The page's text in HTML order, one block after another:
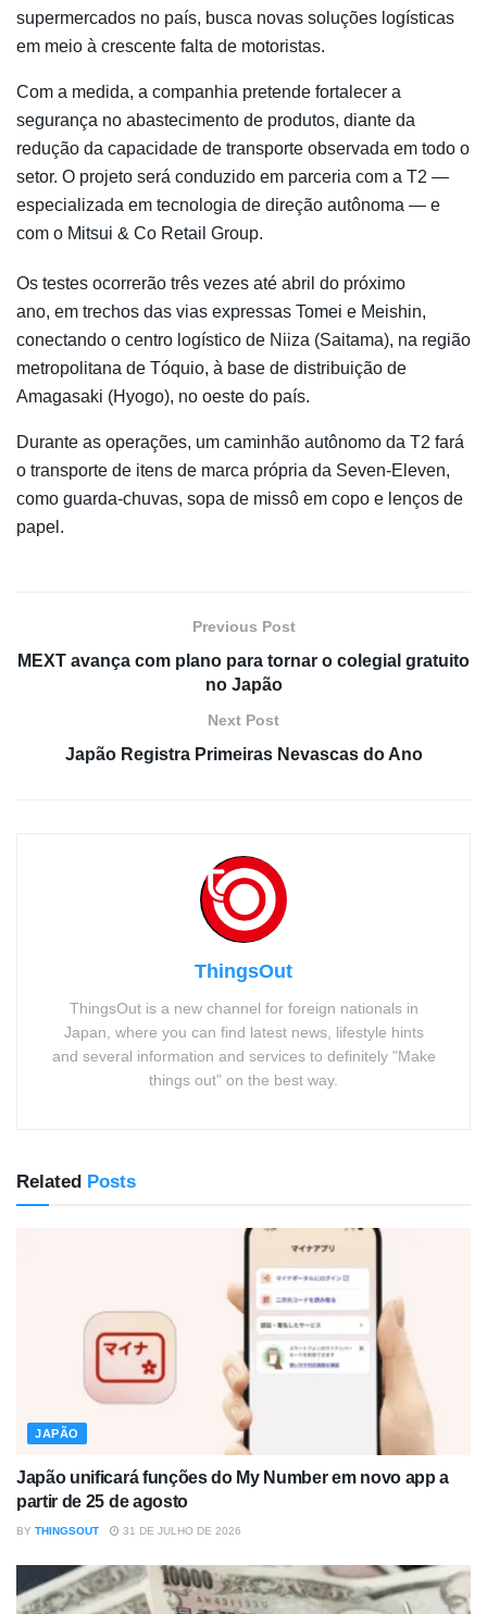
supermercados no país, busca novas soluções logísticas
em meio à crescente falta de motoristas.
Com a medida, a companhia pretende fortalecer a
segurança no abastecimento de produtos, diante da
redução da capacidade de transporte observada em todo o
setor. O projeto será conduzido em parceria com a T2 —
especializada em tecnologia de direção autônoma — e
com o Mitsui & Co Retail Group.
Os testes ocorrerão três vezes até abril do próximo
ano, em trechos das vias expressas Tomei e Meishin,
conectando o centro logístico de Niiza (Saitama), na região
metropolitana de Tóquio, à base de distribuição de
Amagasaki (Hyogo), no oeste do país.
Durante as operações, um caminhão autônomo da T2 fará
o transporte de itens de marca própria da Seven-Eleven,
como guarda-chuvas, sopa de missô em copo e lenços de
papel.
Previous Post
MEXT avança com plano para tornar o colegial gratuito
no Japão
Next Post
Japão Registra Primeiras Nevascas do Ano
ThingsOut
ThingsOut is a new channel for foreign nationals in
Japan, where you can find latest news, lifestyle hints
and several information and services to definitely "Make
things out" on the best way.
Related Posts
JAPÃO
Japão unificará funções do My Number em novo app a
partir de 25 de agosto
BY THINGSOUT 31 DE JULHO DE 2026